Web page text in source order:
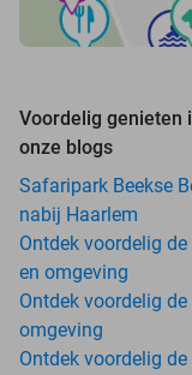
Voordelig genieten
onze blogs
Safaripark Beekse
nabij Haarlem
Ontdek voordelig
en omgeving
Ontdek voordelig
omgeving
Ontdek voordelig